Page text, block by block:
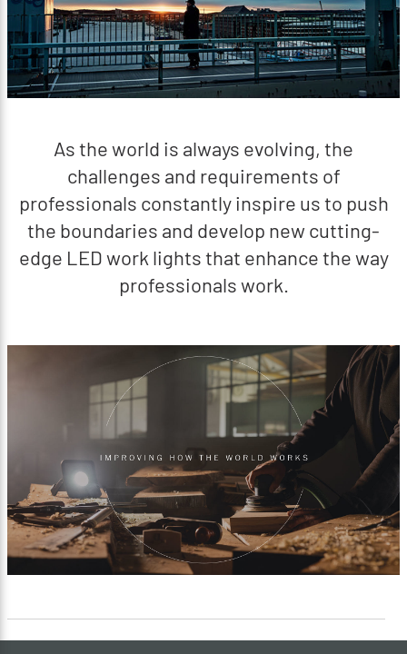
As the world is always evolving, the
challenges and requirements of
professionals constantly inspire us to push
the boundaries and develop new cutting-
edge LED work lights that enhance the way
professionals work.